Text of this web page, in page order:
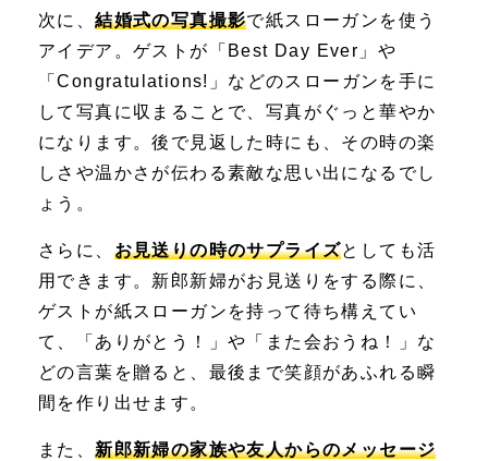
次に、結婚式の写真撮影で紙スローガンを使う
アイデア。ゲストが「Best Day Ever」や
「Congratulations!」などのスローガンを手に
して写真に収まることで、 写真がぐっと華やか
に なります。後で見返した時にも、その時の楽
しさや温かさが伝わる素敵な思い出になるでし
ょう。
さらに、 お見送りの時のサプライズとしても活
用できます。新郎新婦がお見送りをする際に、
ゲストが紙スローガンを持って待ち構えてい
て、「ありがとう！」や「また会おうね！」な
どの言葉を贈ると、 最後まで笑顔があふれる瞬
間 を作り出せます。
また、新郎新婦の家族や友人からのメッセージ